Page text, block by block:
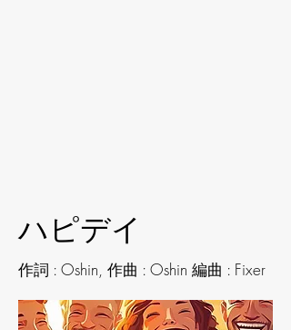
ハピデイ
作詞 : Oshin, 作曲 : Oshin 編曲 : Fixer